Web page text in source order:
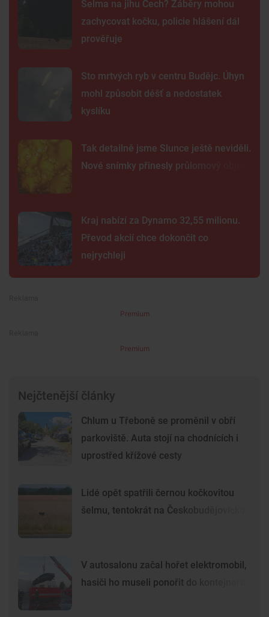
Šelma na jihu Čech? Záběry mohou
zachycovat kočku, policie hlášení dál
prověřuje
Sto mrtvých ryb v centru Budějc. Úhyn
mohl způsobit déšť a nedostatek
kyslíku
Tak detailně jsme Slunce ještě neviděli.
Nové snímky přinesly průlomový objev
Kraj nabízí za Dynamo 32,55 milionu.
Převod akcií chce dokončit co
nejrychleji
Premium
Premium
Nejčtenější články
Chlum u Třeboně se proměnil v obří
parkoviště. Auta stojí na chodnících i
uprostřed křížové cesty
Lidé opět spatřili černou kočkovitou
šelmu, tentokrát na Českobudějovicku
V autosalonu začal hořet elektromobil,
hasiči ho museli ponořit do kontejneru